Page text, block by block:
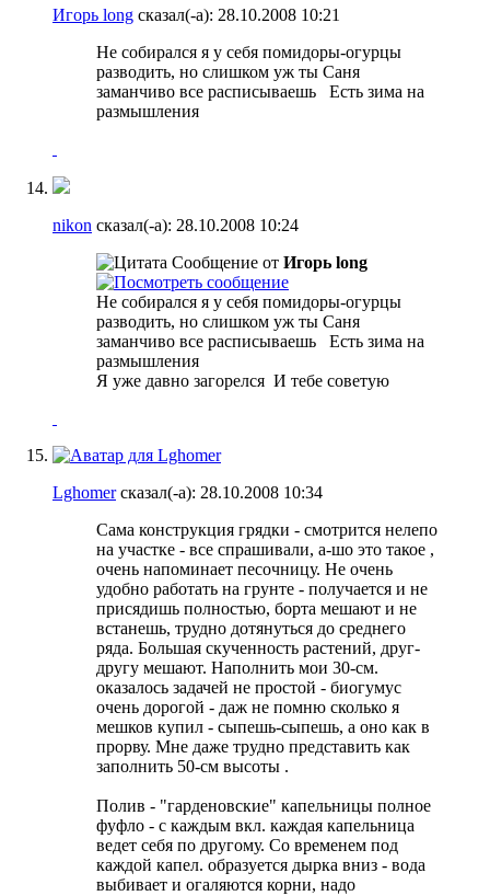
Игорь long сказал(-а): 28.10.2008 10:21
Не собирался я у себя помидоры-огурцы
разводить, но слишком уж ты Саня
заманчиво все расписываешь
Есть зима на
размышления
nikon сказал(-а): 28.10.2008 10:24
Сообщение от Игорь long
Не собирался я у себя помидоры-огурцы
разводить, но слишком уж ты Саня
заманчиво все расписываешь
Есть зима на
размышления
Я уже давно загорелся И тебе советую
Lghomerсказал(-а): 28.10.2008 10:34
Сама конструкция грядки - смотрится нелепо
на участке - все спрашивали, а-шо это такое ,
очень напоминает песочницу. Не очень
удобно работать на грунте - получается и не
присядишь полностью, борта мешают и не
встанешь, трудно дотянуться до среднего
ряда. Большая скученность растений, друг-
другу мешают. Наполнить мои 30-см.
оказалось задачей не простой - биогумус
очень дорогой - даж не помню сколько я
мешков купил - сыпешь-сыпешь, а оно как в
прорву. Мне даже трудно представить как
заполнить 50-см высоты .
Полив - "гарденовские" капельницы полное
фуфло - с каждым вкл. каждая капельница
ведет себя по другому. Со временем под
каждой капел. образуется дырка вниз - вода
выбивает и огаляются корни, надо